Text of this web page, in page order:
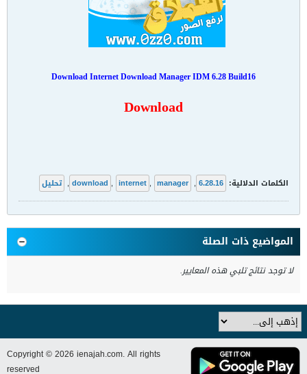
Download Internet Download Manager IDM 6.28 Build16
Download
الكلمات الدلالية: 6.28.16
,
download , internet , manager
, تحليل
المواضيع ذات الصلة
لا توجد نتائج تلبي هذه المعايير.
Copyright © 2026 ienajah.com. All rights
reserved